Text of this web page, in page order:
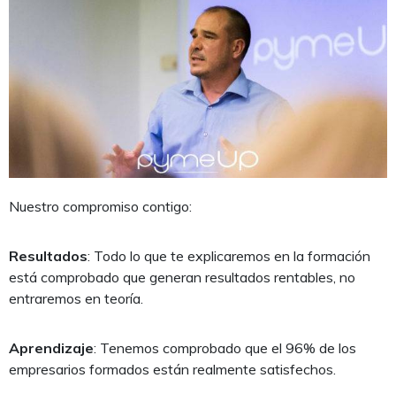
Nuestro compromiso contigo:
Resultados: Todo lo que te explicaremos en la formación
está comprobado que generan resultados rentables, no
entraremos en teoría.
Aprendizaje: Tenemos comprobado que el 96% de los
empresarios formados están realmente satisfechos.